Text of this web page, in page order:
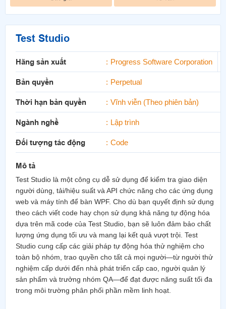
Test Studio
Hãng sản xuất Progress Software Corporation
Bản quyền Perpetual
Thời hạn bản quyền Vĩnh viễn (Theo phiên bản)
Ngành nghề Lập trình
Đối tượng tác động Code
Mô tả
Test Studio là một công cụ dễ sử dụng để kiểm tra giao diện
người dùng, tải/hiệu suất và API chức năng cho các ứng dụng
web và máy tính để bàn WPF. Cho dù bạn quyết định sử dụng
theo cách viết code hay chọn sử dụng khả năng tự động hóa
dựa trên mã code của Test Studio, bạn sẽ luôn đảm bảo chất
lượng ứng dụng tối ưu và mang lại kết quả vượt trội. Test
Studio cung cấp các giải pháp tự động hóa thử nghiệm cho
toàn bộ nhóm, trao quyền cho tất cả mọi người—từ người thử
nghiệm cấp dưới đến nhà phát triển cấp cao, người quản lý
sản phẩm và trưởng nhóm QA—để đạt được năng suất tối đa
trong môi trường phân phối phần mềm linh hoạt.